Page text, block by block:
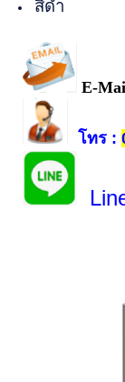
สีดำ
E-
โทร: